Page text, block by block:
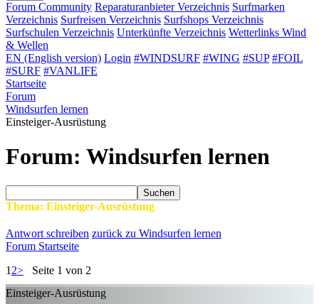
Forum Community ReparaturanbieterVerzeichnis Surfmarken
Verzeichnis Surfreisen Verzeichnis Surfshops Verzeichnis
Surfschulen Verzeichnis Unterkünfte Verzeichnis Wetterlinks Wind
& Wellen
EN (English version) Login #WINDSURF #WING #SUP #FOIL
#SURF #VANLIFE
Startseite
Forum
Windsurfen lernen
Einsteiger-Ausrüstung
Forum: Windsurfen lernen
Suchen
Thema: Einsteiger-Ausrüstung
Antwort schreiben zurück zu Windsurfen lernen
Forum Startseite
1 2> Seite 1 von 2
Einsteiger-Ausrüstung